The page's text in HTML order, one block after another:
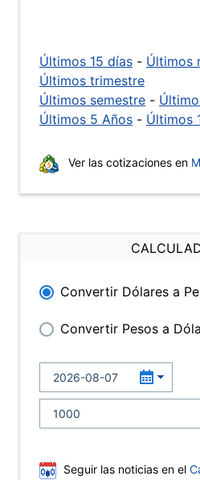
Últimos 15 días - Últimos
Últimos trimestre
Últimos semestre -
Últimos 5 Años - Últimos
Ver las cotizaciones en
Convertir Dólares a
Convertir Pesos a
Seguir las noticias en el